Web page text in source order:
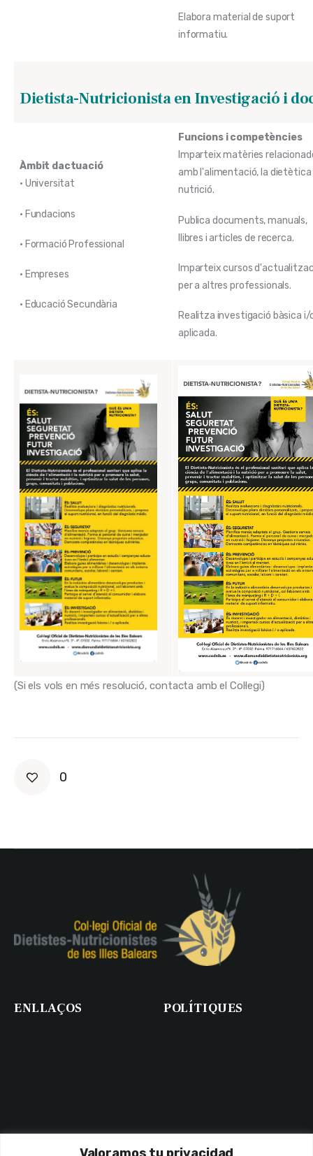
Elabora material de suport
informatiu.
Dietista-Nutricionista en Investigació i
Àmbit dactuació
• Universitat
• Fundacions
• Formació Professional
• Empreses
• Educació Secundària
Funcions i competències
Imparteix matèries
amb l'alimentació, la dietètica
nutrició.
Publica documents, manuals,
llibres i articles de recerca.
Imparteix cursos
per a altres professionals.
Realitza investigació bàsica i/
aplicada.
(Si els vols en més resolució, contacta amb el Col·legi)
0
ENLLAÇOS POLÍTIQUES